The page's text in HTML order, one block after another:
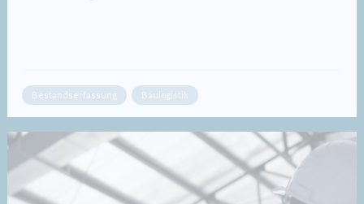
Bestandserfassung Baulogistik